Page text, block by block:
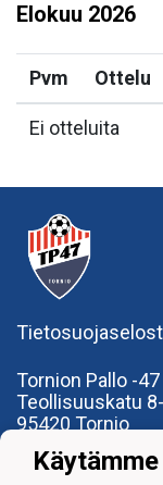
Elokuu 2026
Pvm Ottelu
Ei otteluita
Tornion Pallo -
Teollisuuskatu
95420 Tornio
office@tp47.com